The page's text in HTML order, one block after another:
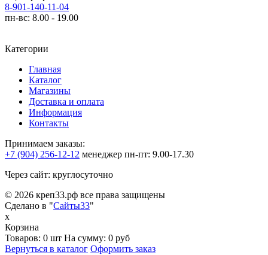
8-901-140-11-04
пн-вс: 8.00 - 19.00
Категории
Главная
Каталог
Магазины
Доставка и оплата
Информация
Контакты
Принимаем заказы:
+7 (904) 256-12-12 менеджер пн-пт: 9.00-17.30
Через сайт: круглосуточно
© 2026 креп33.рф все права защищены
Сделано в "Сайты33"
x
Корзина
Товаров: 0 шт На сумму: 0 руб
Вернуться в каталог Оформить заказ